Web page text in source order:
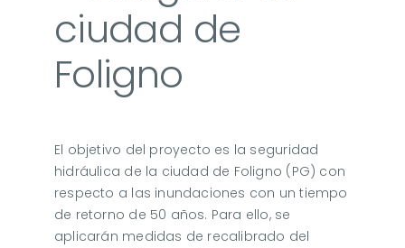
ciudad de
Foligno
El objetivo del proyecto es la seguridad
hidráulica de la ciudad de Foligno (PG) con
respecto a las inundaciones con un tiempo
de retorno de 50 años. Para ello, se
aplicarán medidas de recalibrado del